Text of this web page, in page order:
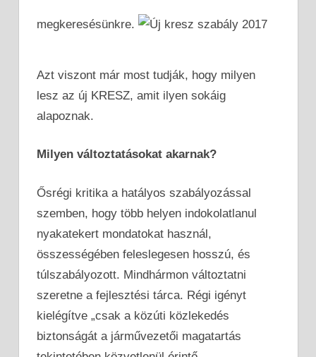
megkeresésünkre.
Azt viszont már most tudják, hogy milyen
lesz az új KRESZ, amit ilyen sokáig
alapoznak.
Milyen változtatásokat akarnak?
Ősrégi kritika a hatályos szabályozással
szemben, hogy több helyen indokolatlanul
nyakatekert mondatokat használ,
összességében feleslegesen hosszú, és
túlszabályozott. Mindhármon változtatni
szeretne a fejlesztési tárca. Régi igényt
kielégítve „csak a közúti közlekedés
biztonságát a járművezetői magatartás